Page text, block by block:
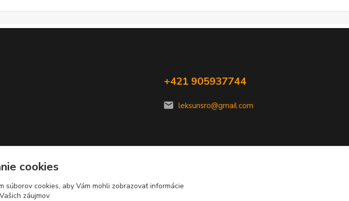
+421 905937744
leksunsro@gmail.com
cookies
súborov cookies, aby Vám mohli zobrazovať informácie
záujmov.